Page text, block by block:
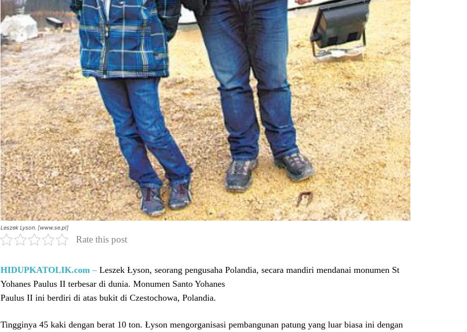
Leszek Lyson. [www.se.pl]
Rate this post
HIDUPKATOLIK.com – Leszek Łyson, seorang pengusaha Polandia, secara mandiri mendanai monumen St
Yohanes Paulus II terbesar di dunia. Monumen Santo Yohanes
Paulus II ini berdiri di atas bukit di Czestochowa, Polandia.
Tingginya 45 kaki dengan berat 10 ton. Łyson mengorganisasi pembangunan patung yang luar biasa ini dengan